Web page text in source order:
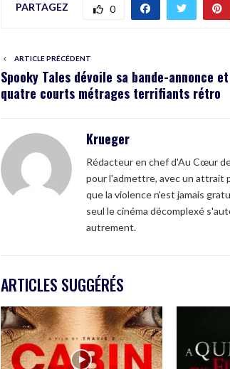
PARTAGEZ 0
ARTICLE PRÉCÉDENT
Spooky Tales dévoile sa bande-annonce et
quatre courts métrages terrifiants rétro
Krueger
Rédacteur en chef d'Au Cœur
pour l'admettre, avec un attrait
que la violence n'est jamais
seul le cinéma décomplexé
autrement.
ARTICLES SUGGÉRÉS